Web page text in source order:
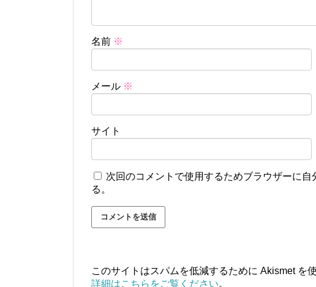
名前 ※
メール ※
サイト
次回のコメントで使用するためブラウザーに
る。
このサイトはスパムを低減するために Akismet を
詳細はこちらをご覧ください。